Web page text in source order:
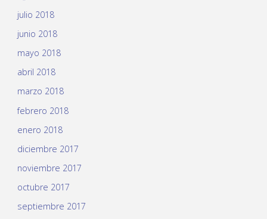
julio 2018
junio 2018
mayo 2018
abril 2018
marzo 2018
febrero 2018
enero 2018
diciembre 2017
noviembre 2017
octubre 2017
septiembre 2017